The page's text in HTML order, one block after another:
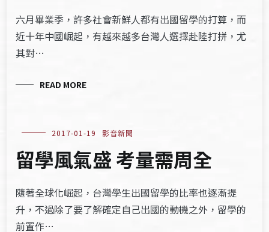
六月畢業季，許多社會新鮮人都有出國留學的打算，而
近十年中國崛起，有越來越多台灣人選擇赴陸打拼，尤
其對…
READ MORE
2017-01-19 影音新聞
留學風氣盛 考量需周全
隨著全球化崛起，台灣學生出國留學的比率也逐漸提
升，不過除了要了解確定自己出國的動機之外，留學的
前置作…